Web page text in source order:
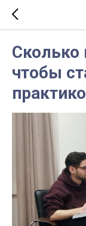
Сколько
чтобы